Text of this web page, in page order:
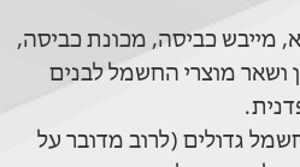
מייבש כביסה, מכונת כביסה,
ושאר מוצרי החשמל לבנים
גדולים (לרוב מדובר על